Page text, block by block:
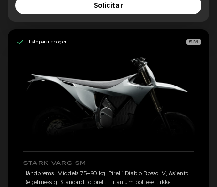
Solicitar
Listo para recoger SM
STARK VARG SM
Håndbrems, Middels 75–90 kg, Pirelli Diablo Rosso IV, Asiento
Regelmessig, Standard fotbrett, Titanium boltesett ikke